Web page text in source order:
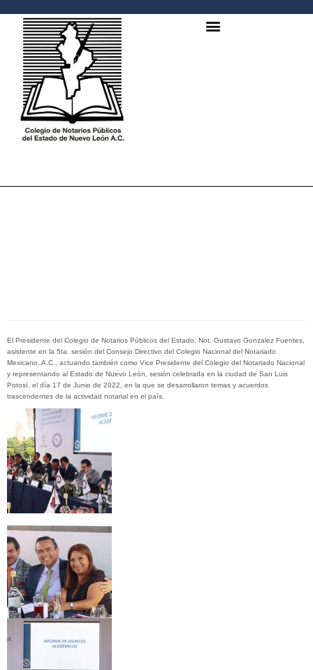
El Presidente del Colegio de Notarios Públicos del Estado, Not. Gustavo Gonzalez Fuentes,
asistente en la 5ta. sesión del Consejo Directivo del Colegio Nacional del Notariado
Mexicano, A.C., actuando también como Vice Presidente del Colegio del Notariado Nacional
y representando al Estado de Nuevo León, sesión celebrada en la ciudad de San Luis
Potosí, el día 17 de Junio de 2022, en la que se desarrollaron temas y acuerdos
trascendentes de la actividad notarial en el país.